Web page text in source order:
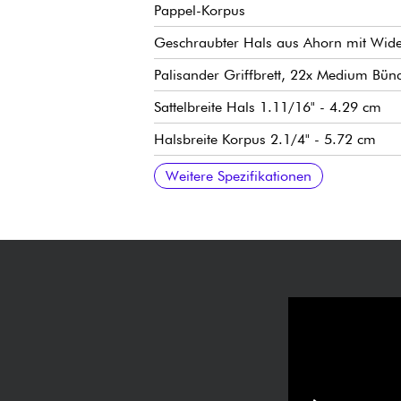
Pappel-Korpus
Geschraubter Hals aus Ahorn mit
Palisander Griffbrett, 22x Medium
Sattelbreite Hals 1.11/16" - 4.29 cm
Halsbreite Korpus 2.1/4" - 5.72 cm
Tiefe Hals 1. Bund 13/16" - 2.06 cm
Tiefe Hals 12. Bund 57/64" - 2.26 cm
mensur 25.5" (Mensur)
Radius 10"
Mini-Pickups mit doppelter Wicklung
Lautstärke
Ton
5-facher tonabnehmerwahlschalter
Traditionelles Vibrato PRS Patented
PRS Patented stimmmechaniken
Hochglanz-Finish
Wird mit PRS Premium Gigbag verkauft
Weitere Spezifikationen